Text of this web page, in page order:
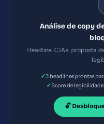
benefício específico
fornecido; presume-se
(compre agora, ver
principal com ação
Análise de copy
Headline, CTAs, proposta
✓3 headlines prontas
✓Score de legibilidade
🔓